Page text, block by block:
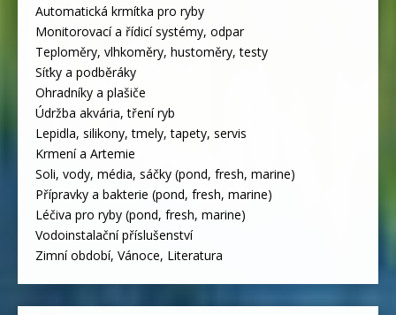
Automatická krmítka pro ryby
Monitorovací a řídicí systémy, odpar
Teploměry, vlhkoměry, hustoměry, testy
Síťky a podběráky
Ohradníky a plašiče
Údržba akvária, tření ryb
Lepidla, silikony, tmely, tapety, servis
Krmení a Artemie
Soli, vody, média, sáčky (pond, fresh, marine)
Přípravky a bakterie (pond, fresh, marine)
Léčiva pro ryby (pond, fresh, marine)
Vodoinstalační příslušenství
Zimní období, Vánoce, Literatura